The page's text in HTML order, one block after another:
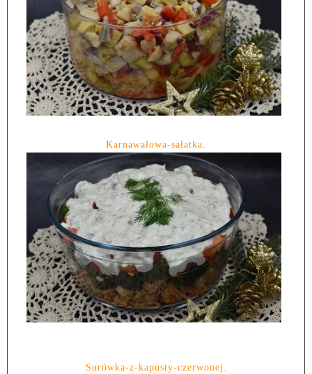
Karnawałowa-sałatka.
Surówka-z-kapusty-czerwonej.